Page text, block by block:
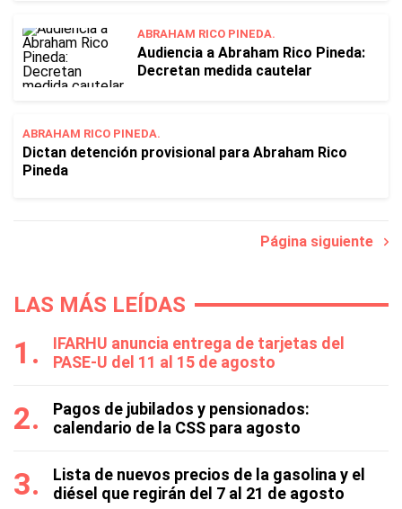
ABRAHAM RICO PINEDA.
Audiencia a Abraham Rico Pineda:
Decretan medida cautelar
ABRAHAM RICO PINEDA.
Dictan detención provisional para Abraham Rico
Pineda
Página siguiente
LAS MÁS LEÍDAS
IFARHU anuncia entrega de tarjetas del
PASE-U del 11 al 15 de agosto
Pagos de jubilados y pensionados:
calendario de la CSS para agosto
Lista de nuevos precios de la gasolina y el
diésel que regirán del 7 al 21 de agosto